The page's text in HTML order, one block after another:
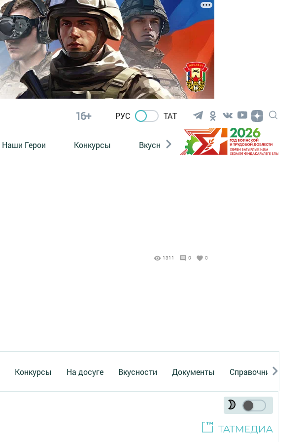
16+ РУС ТАТ
Наши Герои Конкурсы Вкусности Фотогалерея
1311 0 0
Конкурсы На досуге Вкусности Документы Справочник